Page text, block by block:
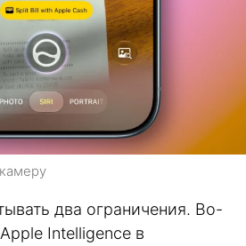
два ограничения. Во-
Intelligence в